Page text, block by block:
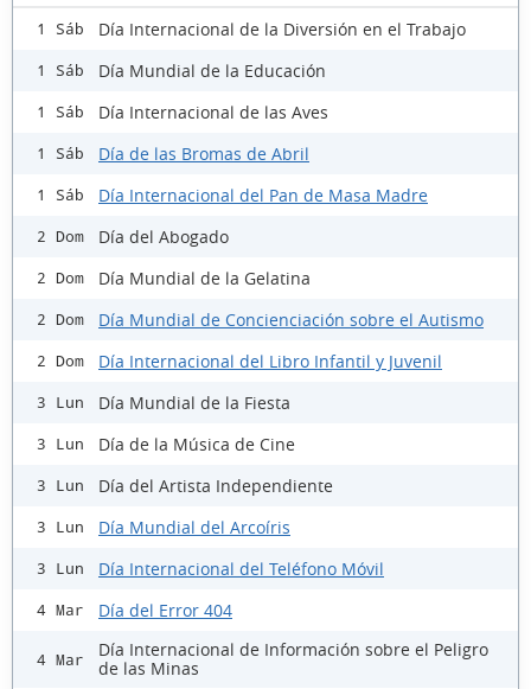
1 Sáb Día Internacional de la Diversión en el Trabajo
1 Sáb Día Mundial de la Educación
1 Sáb Día Internacional de las Aves
1 Sáb Día de las Bromas de Abril
1 Sáb Día Internacional del Pan de Masa Madre
2 Dom Día del Abogado
2 Dom Día Mundial de la Gelatina
2 Dom Día Mundial de Concienciación sobre el Autismo
2 Dom Día Internacional del Libro Infantil y Juvenil
3 Lun Día Mundial de la Fiesta
3 Lun Día de la Música de Cine
3 Lun Día del Artista Independiente
3 Lun Día Mundial del Arcoíris
3 Lun Día Internacional del Teléfono Móvil
4 Mar Día del Error 404
4 Mar
Día Internacional de Información sobre el Peligro
de las Minas